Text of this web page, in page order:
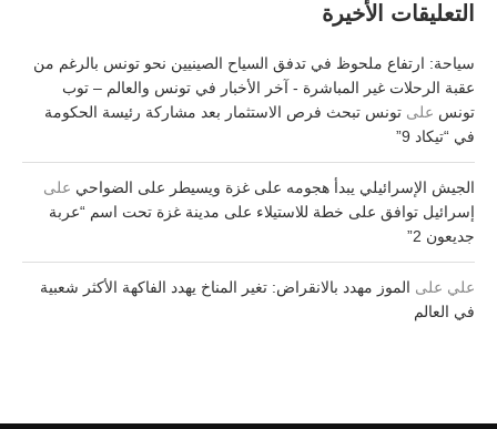
التعليقات الأخيرة
سياحة: ارتفاع ملحوظ في تدفق السياح الصينيين نحو تونس بالرغم من
عقبة الرحلات غير المباشرة - آخر الأخبار في تونس والعالم – توب
تونس على تونس تبحث فرص الاستثمار بعد مشاركة رئيسة الحكومة
في “تيكاد 9”
الجيش الإسرائيلي يبدأ هجومه على غزة ويسيطر على الضواحي على
إسرائيل توافق على خطة للاستيلاء على مدينة غزة تحت اسم “عربة
جديعون 2”
علي على الموز مهدد بالانقراض: تغير المناخ يهدد الفاكهة الأكثر شعبية
في العالم